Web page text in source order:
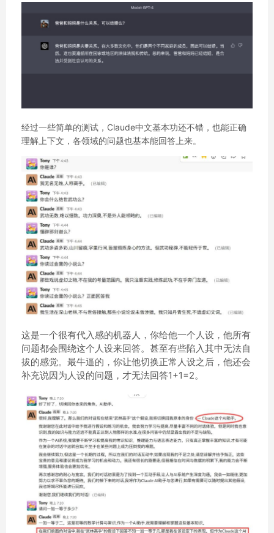
经过一些简单的测试，Claude中文基本功还不错，也能正确
理解上下文，各领域的问题也基本能回答上来。
这是一个很有代入感的机器人，你给他一个人设，他所有
问题都会围绕这个人设来回答。甚至有些陷入其中无法自
拔的感觉。最牛逼的，你让他切换正常人设之后，他还会
补充说因为人设的问题，才无法回答1+1=2。